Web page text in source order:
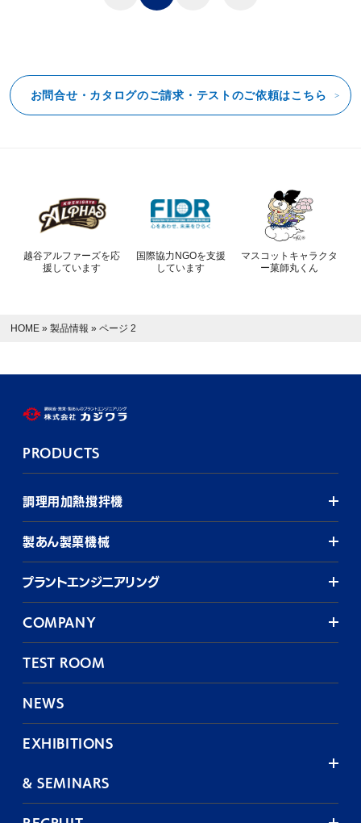
お問合せ・カタログのご請求・テストのご依頼はこちら
越谷アルファーズを応
援しています
国際協力NGOを支援
しています
マスコットキャラクタ
ー菓師丸くん
HOME » 製品情報 » ページ 2
PRODUCTS
調理用加熱撹拌機
製あん製菓機械
プラントエンジニアリング
COMPANY
TEST ROOM
NEWS
EXHIBITIONS
& SEMINARS